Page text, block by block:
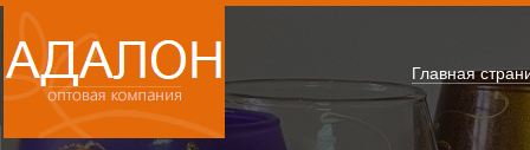
Главная